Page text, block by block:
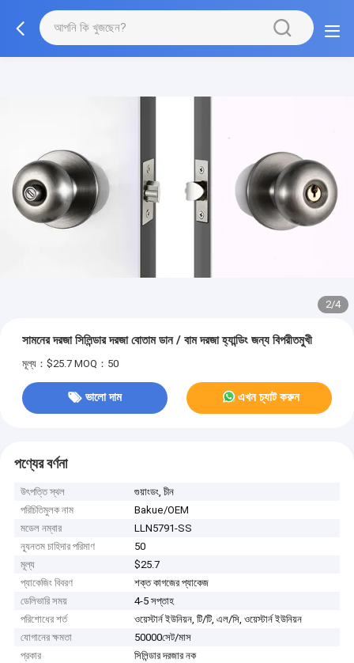
2/4
সামনের দরজা সিলিন্ডার দরজা বোতাম ডান / বাম দরজা হ্যান্ডিং জন্য বিপরীতমুখী
মূল্য：$25.7 MOQ：50
ভালো দাম এখন চ্যাট করুন
পণ্যের বর্ণনা
উৎপত্তি স্থল
গুয়াংডং, চীন
পরিচিতিমুলক নাম
Bakue/OEM
মডেল নম্বার
LLN5791-SS
ন্যূনতম চাহিদার পরিমাণ
50
মূল্য
$25.7
প্যাকেজিং বিবরণ
শক্ত কাগজের প্যাকেজ
ডেলিভারি সময়
4-5 সপ্তাহ
পরিশোধের শর্ত
ওয়েস্টার্ন ইউনিয়ন, টি/টি, এল/সি, ওয়েস্টার্ন ইউনিয়ন
যোগানের ক্ষমতা
50000সেট/মাস
প্রকার
সিলিন্ডার দরজার নক